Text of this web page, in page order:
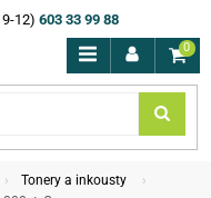
12) 603 33 99 88
0
Tonery a inkousty